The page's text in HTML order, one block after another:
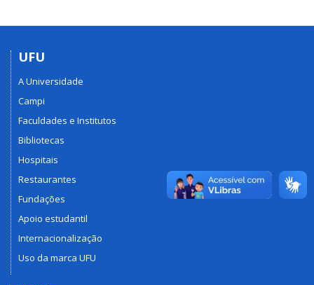
UFU
A Universidade
Campi
Faculdades e Institutos
Bibliotecas
Hospitais
Restaurantes
Fundações
Apoio estudantil
Internacionalização
Uso da marca UFU